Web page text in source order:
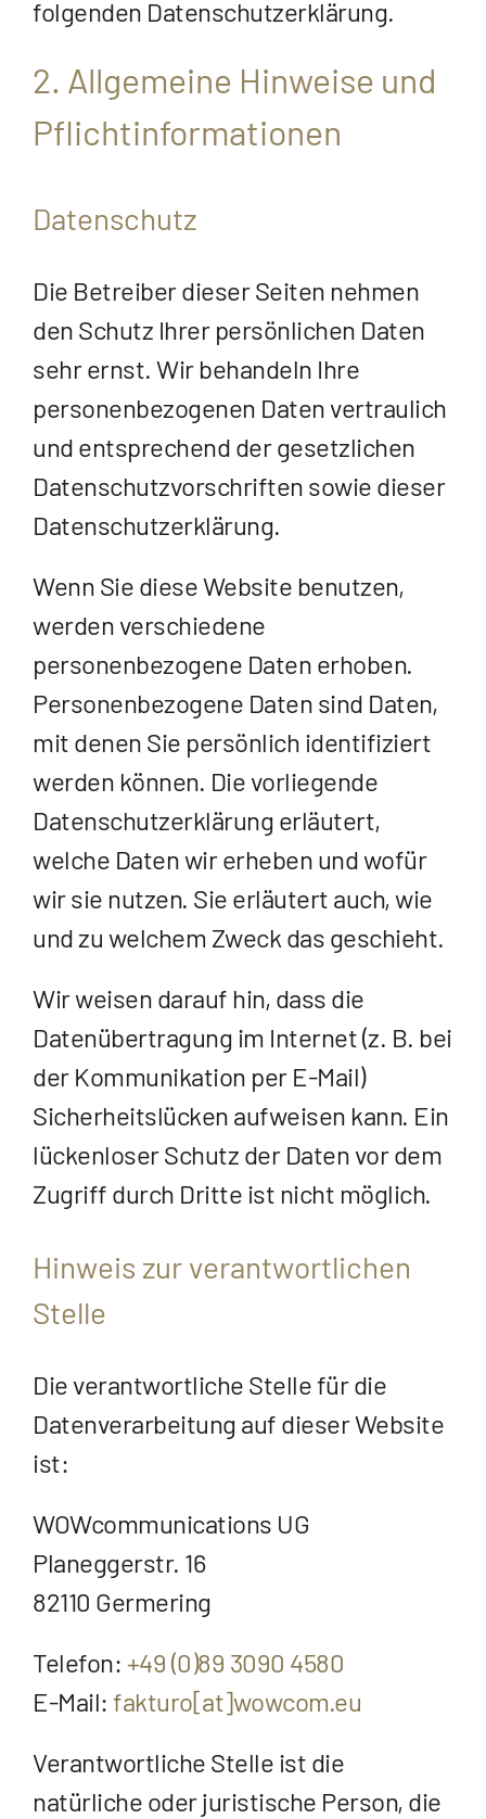
folgenden Datenschutzerklärung.
2. Allgemeine Hinweise und
Pflicht­informationen
Datenschutz
Die Betreiber dieser Seiten nehmen
den Schutz Ihrer persönlichen Daten
sehr ernst. Wir behandeln Ihre
personenbezogenen Daten vertraulich
und entsprechend der gesetzlichen
Datenschutzvorschriften sowie dieser
Datenschutzerklärung.
Wenn Sie diese Website benutzen,
werden verschiedene
personenbezogene Daten erhoben.
Personenbezogene Daten sind Daten,
mit denen Sie persönlich identifiziert
werden können. Die vorliegende
Datenschutzerklärung erläutert,
welche Daten wir erheben und wofür
wir sie nutzen. Sie erläutert auch, wie
und zu welchem Zweck das geschieht.
Wir weisen darauf hin, dass die
Datenübertragung im Internet (z. B. bei
der Kommunikation per E-Mail)
Sicherheitslücken aufweisen kann. Ein
lückenloser Schutz der Daten vor dem
Zugriff durch Dritte ist nicht möglich.
Hinweis zur verantwortlichen
Stelle
Die verantwortliche Stelle für die
Datenverarbeitung auf dieser Website
ist:
WOWcommunications UG
Planeggerstr. 16
82110 Germering
Telefon: +49 (0)89 3090 4580
E-Mail: fakturo[at]wowcom.eu
Verantwortliche Stelle ist die
natürliche oder juristische Person, die